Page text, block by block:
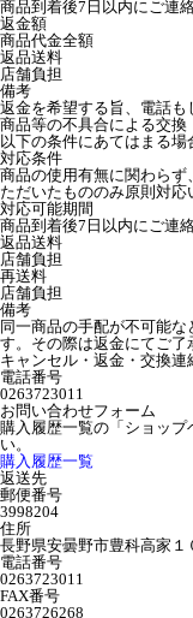
商品到着後7日以内にご連
返金額
商品代金全額
返品送料
店舗負担
備考
返金を希望する旨、電話も
商品等の不具合による交換
以下の条件にあてはまる場
対応条件
商品の使用有無に関わら
ただいたもののみ原則対応
対応可能期間
商品到着後7日以内にご連
返品送料
店舗負担
再送料
店舗負担
備考
同一商品の手配が不可能
す。その際は返金にてご了
キャンセル・返金・交換連
電話番号
0263723011
お問い合わせフォーム
購入履歴一覧の「ショッ
い。
購入履歴一覧
返送先
郵便番号
3998204
住所
長野県安曇野市豊科高家１
電話番号
0263723011
FAX番号
0263726268